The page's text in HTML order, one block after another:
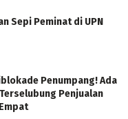
Sepi Peminat di UPN
Penumpang! Ada
Penjualan